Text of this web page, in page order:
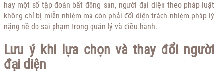
hay một số tập đoàn bất động sản, người đại diện theo pháp luật
không chỉ bị miễn nhiệm mà còn phải đối diện trách nhiệm pháp lý
nặng nề do sai phạm trong quản lý và điều hành.
Lưu ý khi lựa chọn và thay đổi người
đại diện